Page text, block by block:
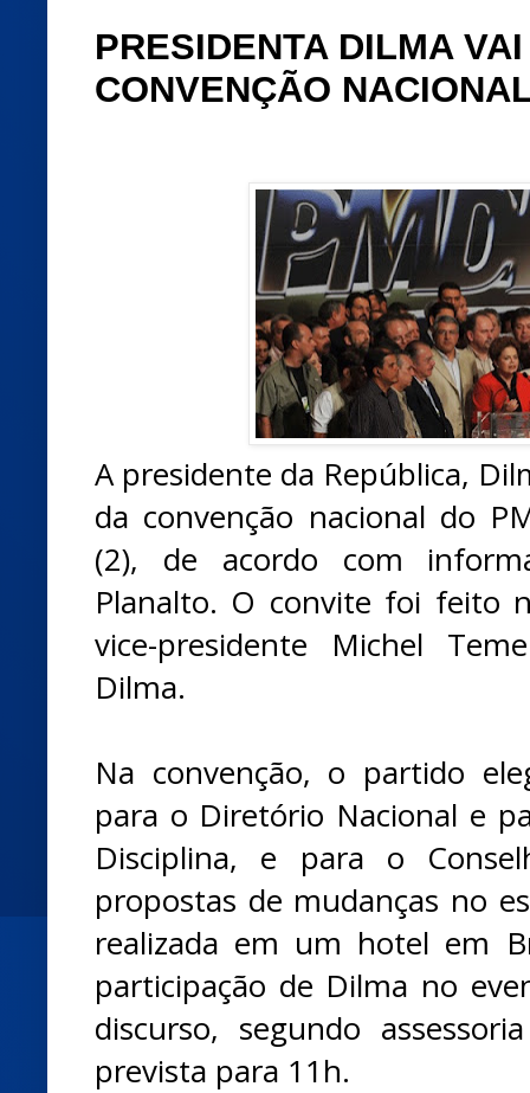
PRESIDENTA DILMA
CONVENÇÃO
A presidente da República,
da convenção nacional do
(2), de acordo com
Planalto. O convite foi feito
vice-presidente Michel
Dilma.
Na convenção, o partido
para o Diretório Nacional e
Disciplina, e para o
propostas de mudanças no
realizada em um hotel em
participação de Dilma no
discurso, segundo
prevista para 11h.